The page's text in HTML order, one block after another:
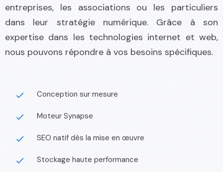
entreprises, les associations ou les particuliers
dans leur stratégie numérique. Grâce à son
expertise dans les technologies internet et web,
nous pouvons répondre à vos besoins spécifiques.
done Conception sur mesure
done Moteur Synapse
done SEO natif dès la mise en œuvre
done Stockage haute performance